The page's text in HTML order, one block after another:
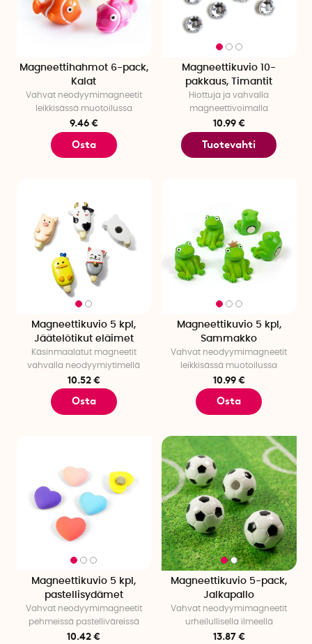
Magneettihahmot 6-pack,
Kalat
Vahvat neodyymimagneetit
leikkisässä muotoilussa
9.46 €
Osta
Magneettikuvio 10-
pakkaus, Timantit
Hiottuja ja vahvalla
magneettivoimalla
10.99 €
Tuotevahti
Magneettikuvio 5 kpl,
Jäätelötikut eläimet
Käsinmaalatut magneetit
vahvalla neodyymiytimellä
10.52 €
Osta
Magneettikuvio 5 kpl,
Sammakko
Vahvat neodyymimagneetit
leikkisässä muotoilussa
10.99 €
Osta
Magneettikuvio 5 kpl,
pastellisydämet
Vahvat neodyymimagneetit
pehmeissä pastelliväreissä
10.42 €
Magneettikuvio 5-pack,
Jalkapallo
Vahvat neodyymimagneetit
urheilullisella ilmeellä
13.87 €